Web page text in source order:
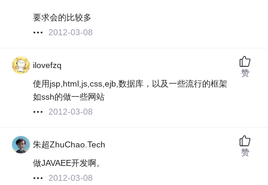
要求会的比较多
2012-03-08
ilovefzq
使用jsp,html,js,css,ejb,数据库，以及一些流行的框架
如ssh的做一些网站
2012-03-08
赞
朱超ZhuChao.Tech
做JAVAEE开发啊。
2012-03-08
赞